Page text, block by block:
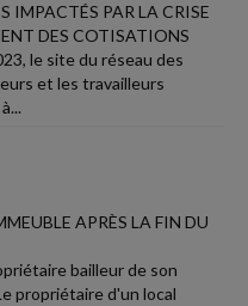
IMPACTÉS PAR LA CRISE
DES COTISATIONS
le site du réseau des
et les travailleurs
APRÈS LA FIN DU
bailleur de son
propriétaire d'un local